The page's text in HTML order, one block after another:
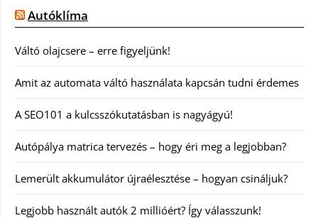
Autóklíma
Váltó olajcsere – erre figyeljünk!
Amit az automata váltó használata kapcsán tudni érdemes
A SEO101 a kulcsszókutatásban is nagyágyú!
Autópálya matrica tervezés – hogy éri meg a legjobban?
Lemerült akkumulátor újraélesztése – hogyan csináljuk?
Legjobb használt autók 2 millióért? Így válasszunk!